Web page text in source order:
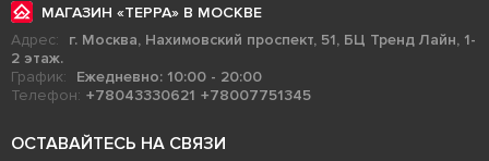
МАГАЗИН «ТЕРРА» В МОСКВЕ
Адрес:
г. Москва, Нахимовский проспект, 51, БЦ Тренд Лайн, 1-
2 этаж.
График:
Ежедневно: 10:00 - 20:00
Телефон: +78043330621 +78007751345
ОСТАВАЙТЕСЬ НА СВЯЗИ